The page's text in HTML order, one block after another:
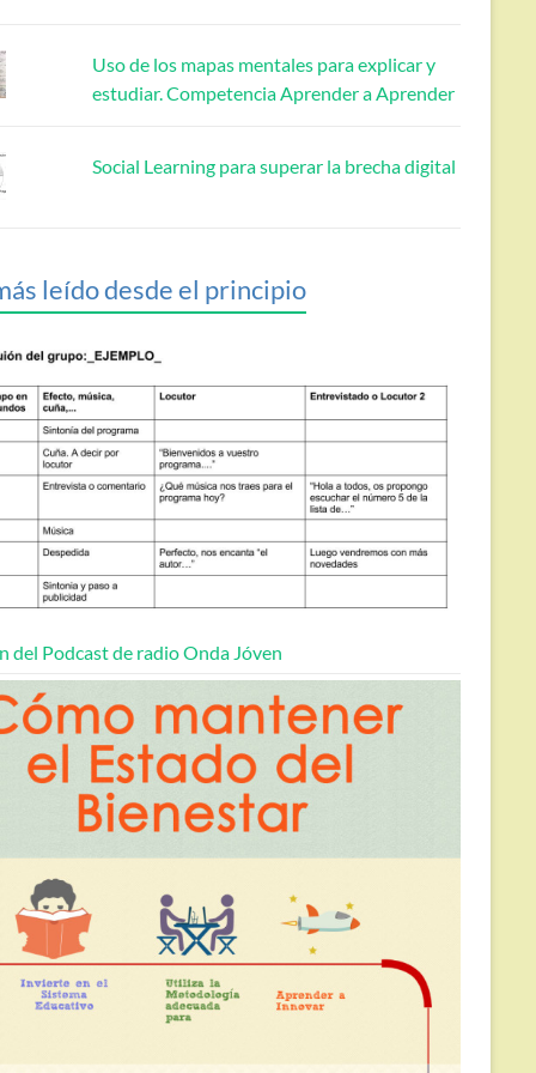
Uso de los mapas mentales para explicar y
estudiar. Competencia Aprender a Aprender
Social Learning para superar la brecha digital
leído desde el principio
del Podcast de radio Onda Jóven